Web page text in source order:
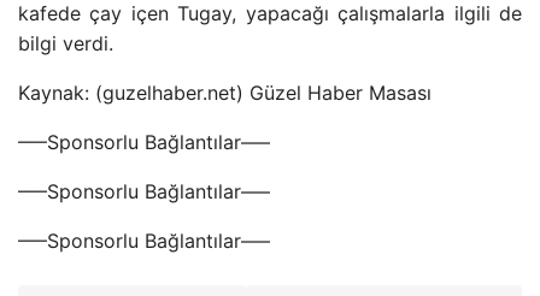
kafede çay içen Tugay, yapacağı çalışmalarla ilgili de
bilgi verdi.
Kaynak: (guzelhaber.net) Güzel Haber Masası
—–Sponsorlu Bağlantılar—–
—–Sponsorlu Bağlantılar—–
—–Sponsorlu Bağlantılar—–